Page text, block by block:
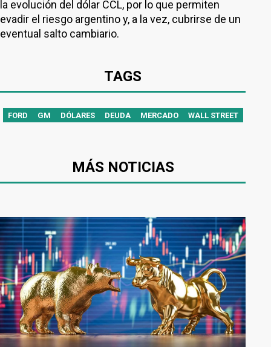
la evolución del dólar CCL, por lo que permiten
evadir el riesgo argentino y, a la vez, cubrirse de un
eventual salto cambiario.
TAGS
FORD GM DÓLARES DEUDA MERCADO WALL STREET
MÁS NOTICIAS